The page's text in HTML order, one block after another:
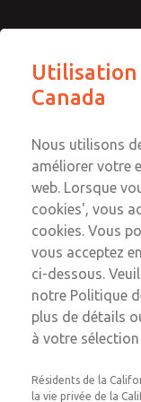
Série MD3
MD353EBF9C4YN
Envoyer
Utilisation
Canada
Nous utilisons
améliorer votre
web. Lorsque
cookies', vous
cookies. Vous
vous acceptez
ci-dessous.
notre Politique
plus de détails
à votre
Résidents de la
la vie privée de la